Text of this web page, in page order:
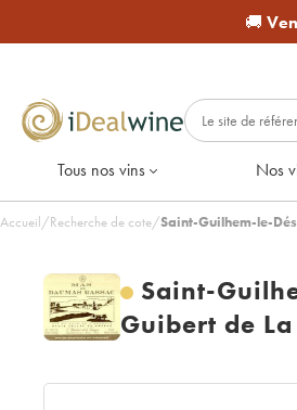
🚚
Tous nos vins Nos
Accueil/Recherche de cote/Saint-Guilhem-le-
Saint-
Guibert de